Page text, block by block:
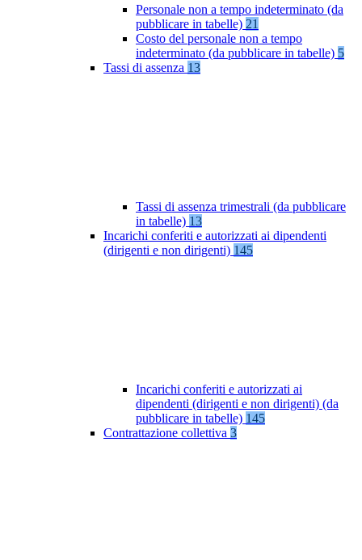
Personale non a tempo indeterminato (da
pubblicare in tabelle) 21
Costo del personale non a tempo
indeterminato (da pubblicare in tabelle) 5
Tassi di assenza 13
Tassi di assenza trimestrali (da pubblicare
in tabelle) 13
Incarichi conferiti e autorizzati ai dipendenti
(dirigenti e non dirigenti) 145
Incarichi conferiti e autorizzati ai
dipendenti (dirigenti e non dirigenti) (da
pubblicare in tabelle) 145
Contrattazione collettiva 3